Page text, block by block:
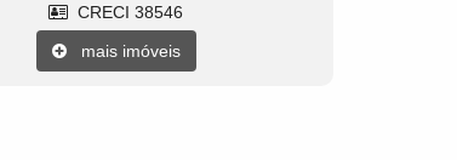
CRECI 38546
mais imóveis